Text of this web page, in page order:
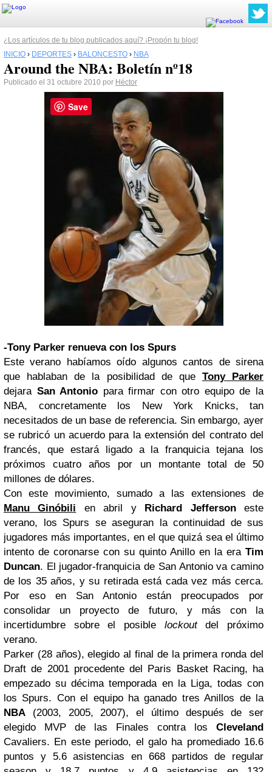
¿Los artículos de tu blog publicados aquí? ¡Propón tu blog!
INICIO › DEPORTES › BALONCESTO › NBA
Around the NBA: Boletín nº18
Publicado el 31 octubre 2010 por Héctor
-Tony Parker renueva con los Spurs
Este verano habíamos oído algunos cantos de sirena
que hablaban de la posibilidad de que Tony Parker
dejara San Antonio para firmar con otro equipo de la
NBA, concretamente los New York Knicks, tan
necesitados de un base de referencia. Sin embargo, ayer
se rubricó un acuerdo para la extensión del contrato del
francés, que estará ligado a la franquicia tejana los
próximos cuatro años por un montante total de 50
millones de dólares.
Con este movimiento, sumado a las extensiones de
Manu Ginóbili en abril y Richard Jeffersoneste
verano, los Spurs se aseguran la continuidad de sus
jugadores más importantes, en el que quizá sea el último
intento de coronarse con su quinto Anillo en la era Tim
Duncan. El jugador-franquicia de San Antonio va camino
de los 35 años, y su retirada está cada vez más cerca.
Por eso en San Antonio están preocupados por
consolidar un proyecto de futuro, y más con la
incertidumbre sobre el posible lockoutdel próximo
verano.
Parker (28 años), elegido al final de la primera ronda del
Draft de 2001 procedente del Paris Basket Racing, ha
empezado su décima temporada en la Liga, todas con
los Spurs. Con el equipo ha ganado tres Anillos de la
NBA (2003, 2005, 2007), el último después de ser
elegido MVP de las Finales contra los Cleveland
Cavaliers. En este periodo, el galo ha promediado 16.6
puntos y 5.6 asistencias en 668 partidos de regular
Save